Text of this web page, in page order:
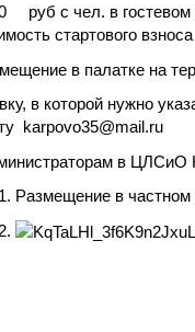
руб с чел. в
стартового взноса
в палатке на
в которой нужно
karpovo35@mail.ru
в ЦЛСиО
Размещение в